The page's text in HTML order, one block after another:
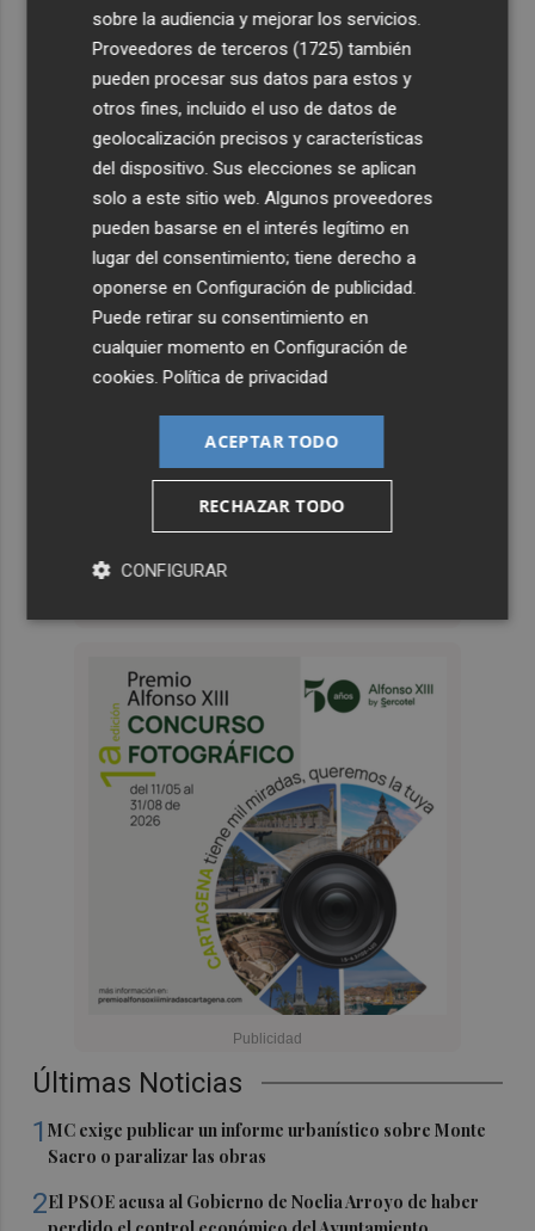
Últimas Noticias
1MC exige publicar un informe urbanístico sobre Monte
Sacro o paralizar las obras
2El PSOE acusa al Gobierno de Noelia Arroyo de haber
sobre la audiencia y mejorar los servicios.
Proveedores de terceros (1725) también
pueden procesar sus datos para estos y
otros fines, incluido el uso de datos de
geolocalización precisos y características
del dispositivo. Sus elecciones se aplican
solo a este sitio web. Algunos proveedores
pueden basarse en el interés legítimo en
lugar del consentimiento; tiene derecho a
oponerse enConfiguración de publicidad.
Puede retirar su consentimiento en
cualquier momento enConfiguración de
cookies.Política de privacidad
ACEPTAR TODO
RECHAZAR TODO
CONFIGURAR